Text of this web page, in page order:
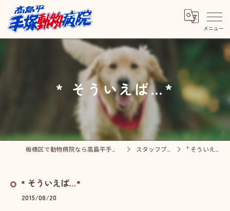
* そういえば…*
スタッフブログ * そういえば…*
* そういえば…*
2015/08/20